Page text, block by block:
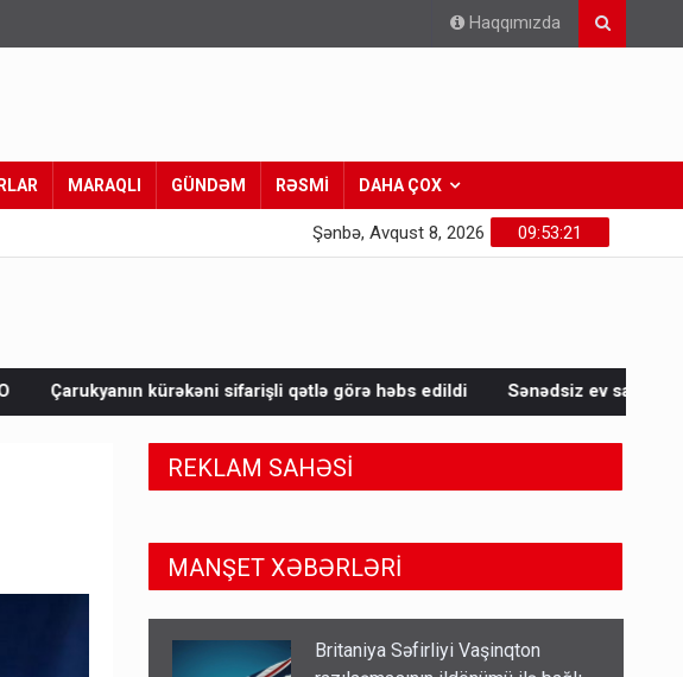
Haqqımızda
MARAQLI GÜNDƏM RƏSMİ DAHA ÇOX
09:53:23
Şənbə, Avqust 8, 2026
sifarişli qətlə görə həbs edildi Sənədsiz ev sahiblərinin nəzərinə:
REKLAM SAHƏSİ
MANŞET XƏBƏRLƏRİ
Azad edilən ərazilərdə ən çox bu